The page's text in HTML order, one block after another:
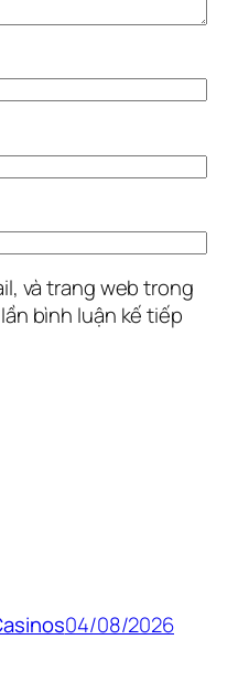
và trang web trong
bình luận kế tiếp
04/08/2026